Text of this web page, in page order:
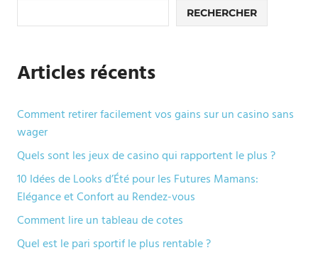
RECHERCHER
Articles récents
Comment retirer facilement vos gains sur un casino sans
wager
Quels sont les jeux de casino qui rapportent le plus ?
10 Idées de Looks d’Été pour les Futures Mamans:
Elégance et Confort au Rendez-vous
Comment lire un tableau de cotes
Quel est le pari sportif le plus rentable ?